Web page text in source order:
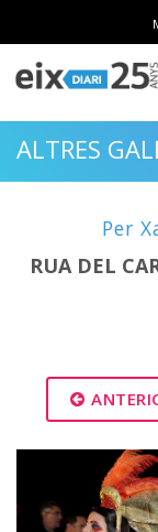
ALTRES
Per
RUA DEL